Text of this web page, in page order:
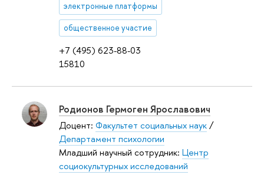
+7 (495) 623-88-03
15810
электронные платформы
общественное участие
Родионов Гермоген Ярославович
Доцент: Факультет социальных наук/
Департамент психологии
Младший научный сотрудник: Центр
социокультурных исследований